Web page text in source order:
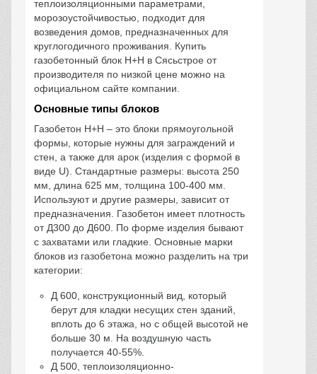
теплоизоляционными параметрами,
морозоустойчивостью, подходит для
возведения домов, предназначенных для
круглогодичного проживания. Купить
газобетонный блок Н+Н в Сясьстрое от
производителя по низкой цене можно на
официальном сайте компании.
Основные типы блоков
Газобетон Н+Н – это блоки прямоугольной
формы, которые нужны для заграждений и
стен, а также для арок (изделия с формой в
виде U). Стандартные размеры: высота 250
мм, длина 625 мм, толщина 100-400 мм.
Используют и другие размеры, зависит от
предназначения. Газобетон имеет плотность
от Д300 до Д600. По форме изделия бывают
с захватами или гладкие. Основные марки
блоков из газобетона можно разделить на три
категории:
Д 600, конструкционный вид, который
берут для кладки несущих стен зданий,
вплоть до 6 этажа, но с общей высотой не
больше 30 м. На воздушную часть
получается 40-55%.
Д 500, теплоизоляционно-